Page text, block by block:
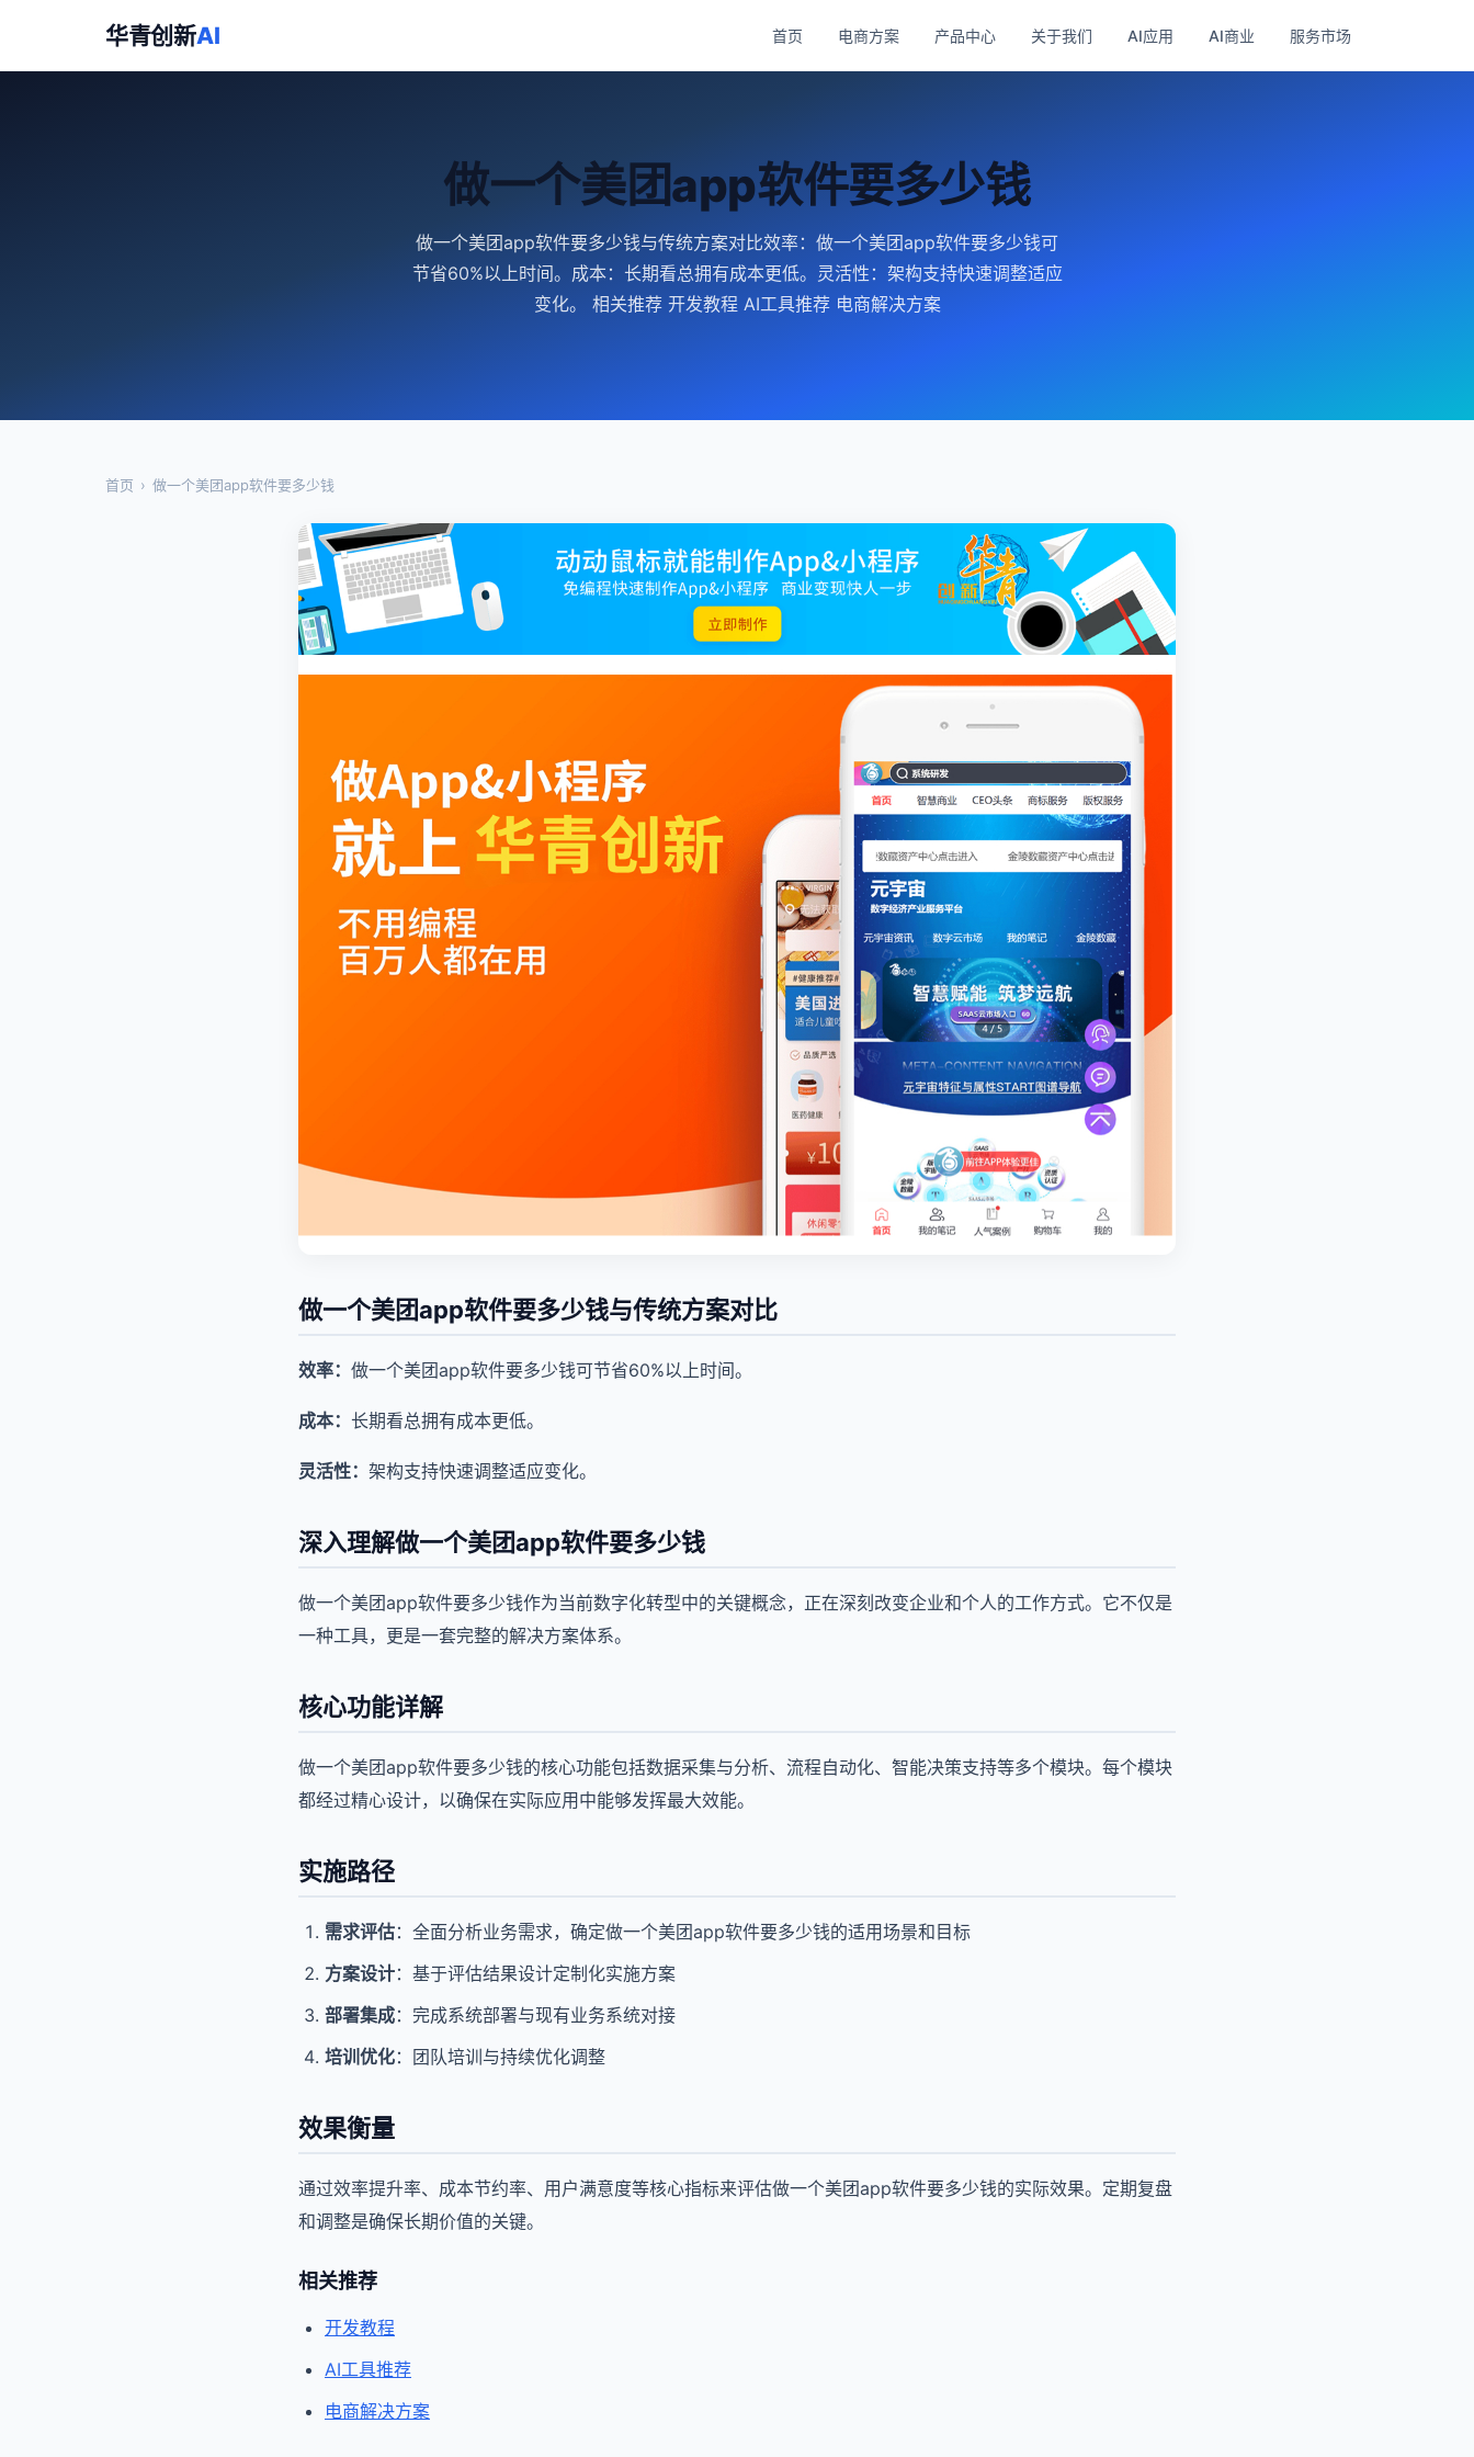
华青创新AI 首页 电商方案 产品中心 关于我们 AI应用 AI商业 服务市场
做一个美团app软件要多少钱
做一个美团app软件要多少钱与传统方案对比效率：做一个美团app软件要多少钱可
节省60%以上时间。成本：长期看总拥有成本更低。灵活性：架构支持快速调整适应
变化。 相关推荐 开发教程 AI工具推荐 电商解决方案
首页 › 做一个美团app软件要多少钱
做一个美团app软件要多少钱与传统方案对比
效率： 做一个美团app软件要多少钱可节省60%以上时间。
成本： 长期看总拥有成本更低。
灵活性： 架构支持快速调整适应变化。
深入理解做一个美团app软件要多少钱
做一个美团app软件要多少钱作为当前数字化转型中的关键概念，正在深刻改变企业和个人的工作方式。它不仅是
一种工具，更是一套完整的解决方案体系。
核心功能详解
做一个美团app软件要多少钱的核心功能包括数据采集与分析、流程自动化、智能决策支持等多个模块。每个模块
都经过精心设计，以确保在实际应用中能够发挥最大效能。
实施路径
需求评估：全面分析业务需求，确定做一个美团app软件要多少钱的适用场景和目标
方案设计：基于评估结果设计定制化实施方案
部署集成：完成系统部署与现有业务系统对接
培训优化：团队培训与持续优化调整
效果衡量
通过效率提升率、成本节约率、用户满意度等核心指标来评估做一个美团app软件要多少钱的实际效果。定期复盘
和调整是确保长期价值的关键。
相关推荐
开发教程
AI工具推荐
电商解决方案